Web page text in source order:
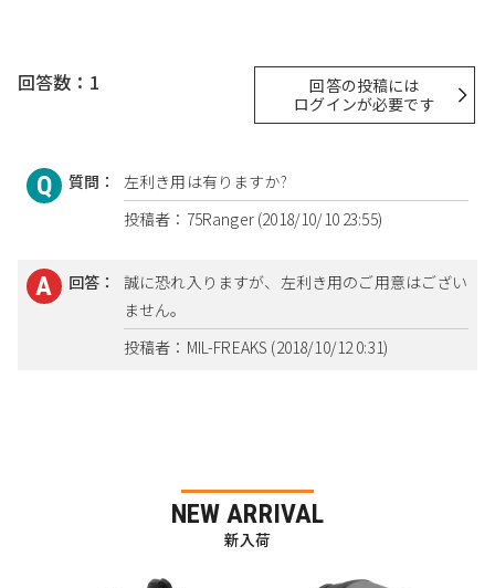
回答数：1
回答の投稿には
ログインが必要です
質問：
左利き用は有りますか?
投稿者：75Ranger (2018/10/10 23:55)
回答：
誠に恐れ入りますが、左利き用のご用意はござい
ません。
投稿者：MIL-FREAKS (2018/10/12 0:31)
NEW ARRIVAL
新入荷